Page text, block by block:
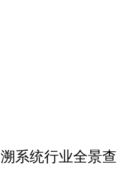
系统行业全景查